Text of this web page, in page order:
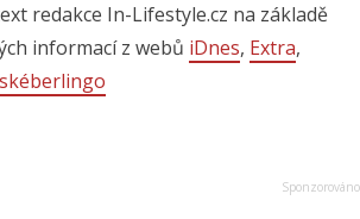
redakce In-Lifestyle.cz na základě
informací z webů iDnes, Extra,